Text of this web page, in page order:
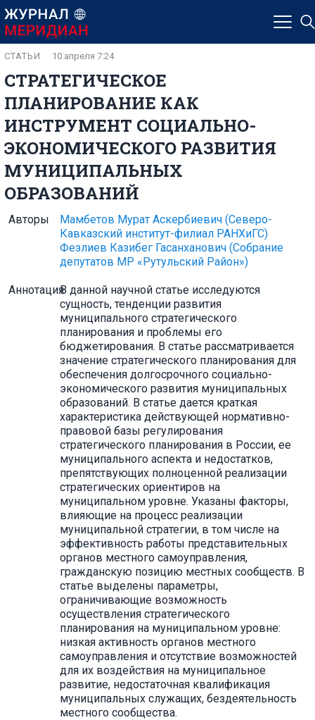
СТРАТЕГИЧЕСКОЕ
ПЛАНИРОВАНИЕ КАК
ИНСТРУМЕНТ СОЦИАЛЬНО-
ЭКОНОМИЧЕСКОГО РАЗВИТИЯ
МУНИЦИПАЛЬНЫХ
ОБРАЗОВАНИЙ
СТАТЬИ 10 апреля 7:24
Авторы Мамбетов Мурат Аскербиевич (Северо-
Кавказский институт-филиал РАНХиГС)
Фезлиев Казибег Гасанханович (Собрание
депутатов МР «Рутульский Район»)
АннотацияВ данной научной статье исследуются
сущность, тенденции развития
муниципального стратегического
планирования и проблемы его
бюджетирования. В статье рассматривается
значение стратегического планирования для
обеспечения долгосрочного социально-
экономического развития муниципальных
образований. В статье дается краткая
характеристика действующей нормативно-
правовой базы регулирования
стратегического планирования в России, ее
муниципального аспекта и недостатков,
препятствующих полноценной реализации
стратегических ориентиров на
муниципальном уровне. Указаны факторы,
влияющие на процесс реализации
муниципальной стратегии, в том числе на
эффективность работы представительных
органов местного самоуправления,
гражданскую позицию местных сообществ. В
статье выделены параметры,
ограничивающие возможность
осуществления стратегического
планирования на муниципальном уровне:
низкая активность органов местного
самоуправления и отсутствие возможностей
для их воздействия на муниципальное
развитие, недостаточная квалификация
муниципальных служащих, бездеятельность
местного сообщества.